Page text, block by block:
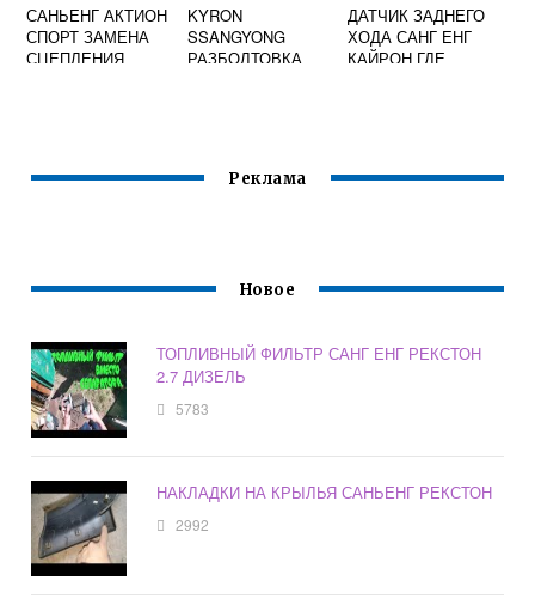
САНЬЕНГ АКТИОН
СПОРТ ЗАМЕНА
СЦЕПЛЕНИЯ
KYRON
SSANGYONG
РАЗБОЛТОВКА
ДАТЧИК ЗАДНЕГО
ХОДА САНГ ЕНГ
КАЙРОН ГДЕ
Реклама
Новое
ТОПЛИВНЫЙ ФИЛЬТР САНГ ЕНГ РЕКСТОН
2.7 ДИЗЕЛЬ
5783
НАКЛАДКИ НА КРЫЛЬЯ САНЬЕНГ РЕКСТОН
2992